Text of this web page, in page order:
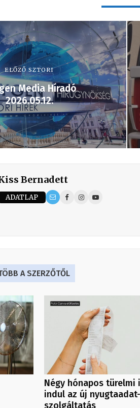
ELŐZŐ SZTORI
Media Híradó
2026.05.12.
Bernadett
ADATLAP
A SZERZŐTŐL
Négy hónapos türelmi
indul az új nyugtaadat-
szolgáltatás